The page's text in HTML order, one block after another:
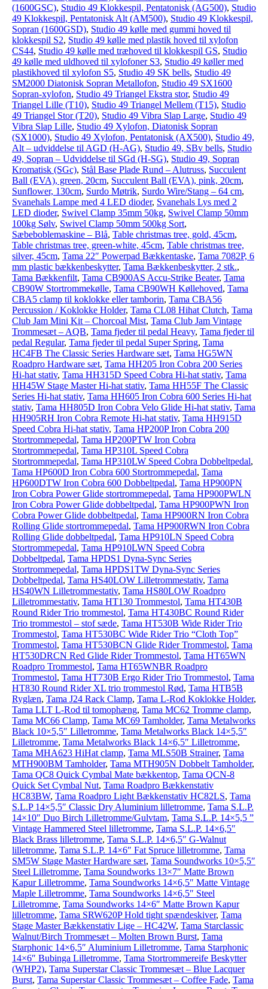
(1600GSC), Studio 49 Klokkespil, Pentatonisk (AG500), Studio
49 Klokkespil, Pentatonisk Alt (AM500), Studio 49 Klokkespil,
Sopran (1600GSD), Studio 49 kølle med gummi hoved til
klokkespil S2, Studio 49 kølle med plastik hoved til xylofon
CS44, Studio 49 kølle med træhoved til klokkespil GS, Studio
49 kølle med uldhoved til xylofoner S3, Studio 49 køller med
plastikhoved til xylofon S5, Studio 49 SK bells, Studio 49
SM2000 Diatonisk Sopran Metallofon, Studio 49 SX1600
Sopran-xylofon, Studio 49 Triangel Ekstra stor, Studio 49
Triangel Lille (T10), Studio 49 Triangel Mellem (T15), Studio
49 Triangel Stor (T20), Studio 49 Vibra Slap Large, Studio 49
Vibra Slap Lille, Studio 49 Xylofon, Diatonisk Sopran
(SX1000), Studio 49 Xylofon, Pentatonisk (AX500), Studio 49,
Alt – udviddelse til AGD (H-AG), Studio 49, SBv bells, Studio
49, Sopran – Udviddelse til SGd (H-SG), Studio 49, Sopran
Kromatisk (SGc), Stål Base Plade Rund – Alutruss, Succulent
Ball (EVA), green, 20cm, Succulent Ball (EVA), pink, 20cm,
Sunflower, 130cm, Surdo Møtrik, Surdo Wire/Stang – 64 cm,
Svanehals Lampe med 4 LED dioder, Svanehals Lys med 2
LED dioder, Swivel Clamp 35mm 50kg, Swivel Clamp 50mm
100kg Sølv, Swivel Clamp 50mm 500kg Sort,
Sæbeboblemaskine – Blå, Table christmas tree, gold, 45cm,
Table christmas tree, green-white, 45cm, Table christmas tree,
silver, 45cm, Tama 22″ Powerpad Bækkentaske, Tama 7082P, 6
mm plastic bækkenbeskytter, Tama Bækkenbeskytter, 2 stk.,
Tama Bækkenfilt, Tama CB900AS Accu-Strike Beater, Tama
CB90W Stortrommekølle, Tama CB90WH Køllehoved, Tama
CBA5 clamp til koklokke eller tamborin, Tama CBA56
Percussion / Koklokke Holder, Tama CL08 Hihat Clutch, Tama
Club Jam Mini Kit – Chorcoal Mist, Tama Club Jam Vintage
Trommesæt – AQB, Tama fjeder til pedal Heavy, Tama fjeder til
pedal Regular, Tama fjeder til pedal Super Spring, Tama
HC4FB The Classic Series Hardware sæt, Tama HG5WN
Roadpro Hardware sæt, Tama HH205 Iron Cobra 200 Series
Hi-hat stativ, Tama HH315D Speed Cobra Hi-hat stativ, Tama
HH45W Stage Master Hi-hat stativ, Tama HH55F The Classic
Series Hi-hat stativ, Tama HH605 Iron Cobra 600 Series Hi-hat
stativ, Tama HH805D Iron Cobra Velo Glide Hi-hat stativ, Tama
HH905RH Iron Cobra Remote Hi-hat stativ, Tama HH915D
Speed Cobra Hi-hat stativ, Tama HP200P Iron Cobra 200
Stortrommepedal, Tama HP200PTW Iron Cobra
Stortrommepedal, Tama HP310L Speed Cobra
Stortrommepedal, Tama HP310LW Speed Cobra Dobbeltpedal,
Tama HP600D Iron Cobra 600 Stortrommepedal, Tama
HP600DTW Iron Cobra 600 Dobbeltpedal, Tama HP900PN
Iron Cobra Power Glide stortrommepedal, Tama HP900PWLN
Iron Cobra Power Glide dobbeltpedal, Tama HP900PWN Iron
Cobra Power Glide dobbeltpedal, Tama HP900RN Iron Cobra
Rolling Glide stortrommepedal, Tama HP900RWN Iron Cobra
Rolling Glide dobbeltpedal, Tama HP910LN Speed Cobra
Stortrommepedal, Tama HP910LWN Speed Cobra
Dobbeltpedal, Tama HPDS1 Dyna-Sync Series
Stortrommepedal, Tama HPDS1TW Dyna-Sync Series
Dobbeltpedal, Tama HS40LOW Lilletrommestativ, Tama
HS40WN Lilletrommestativ, Tama HS80LOW Roadpro
Lilletrommestativ, Tama HT130 Trommestol, Tama HT430B
Round Rider Trio trommestol, Tama HT430BC Round Rider
Trio trommestol – stof sæde, Tama HT530B Wide Rider Trio
Trommestol, Tama HT530BC Wide Rider Trio “Cloth Top”
Trommestol, Tama HT530BCN Glide Rider Trommestol, Tama
HT530DRCN Red Glide Rider Trommestol, Tama HT65WN
Roadpro Trommestol, Tama HT65WNBR Roadpro
Trommestol, Tama HT730B Ergo Rider Trio Trommestol, Tama
HT830 Round Rider XL trio trommestol Rød, Tama HTB5B
Ryglæn, Tama J24 Rack Clamp, Tama L-Rod Koklokke Holder,
Tama LLT L-Rod til tomophæng, Tama MC62 Tromme clamp,
Tama MC66 Clamp, Tama MC69 Tamholder, Tama Metalworks
Black 10×5,5″ Lilletromme, Tama Metalworks Black 14×5,5″
Lilletromme, Tama Metalworks Black 14×6,5″ Lilletromme,
Tama MHA623 HiHat clamp, Tama MLS50B Strainer, Tama
MTH900BM Tamholder, Tama MTH905N Dobbelt Tamholder,
Tama QC8 Quick Cymbal Mate bækkentop, Tama QCN-8
Quick Set Cymbal Nut, Tama Roadpro Bækkenstativ
HC83BW, Tama Roadpro Light Bækkenstativ HC82LS, Tama
S.L.P 14×5,5″ Classic Dry Aluminium lilletromme, Tama S.L.P.
14×10″ Duo Birch Lilletromme/Gulvtam, Tama S.L.P. 14×5,5 ”
Vintage Hammered Steel lilletromme, Tama S.L.P. 14×6,5″
Black Brass lilletromme, Tama S.L.P. 14×6,5″ G-Walnut
lilletromme, Tama S.L.P. 14×6″ Fat Spruce lilletromme, Tama
SM5W Stage Master Hardware sæt, Tama Soundworks 10×5,5″
Steel Lilletromme, Tama Soundworks 13×7″ Matte Brown
Kapur Lilletromme, Tama Soundworks 14×6,5″ Matte Vintage
Maple Lilletromme, Tama Soundworks 14×6,5″ Steel
Lilletromme, Tama Soundworks 14×6″ Matte Brown Kapur
lilletromme, Tama SRW620P Hold tight spændeskiver, Tama
Stage Master Bækkenstativ Lige – HC42W, Tama Starclassic
Walnut/Birch Trommesæt – Molten Brown Burst, Tama
Starphonic 14×6,5″ Aluminium Lilletromme, Tama Starphonic
14×6″ Bubinga Lilletromme, Tama Stortrommereife Beskytter
(WHP2), Tama Superstar Classic Trommesæt – Blue Lacquer
Burst, Tama Superstar Classic Trommesæt – Coffee Fade, Tama